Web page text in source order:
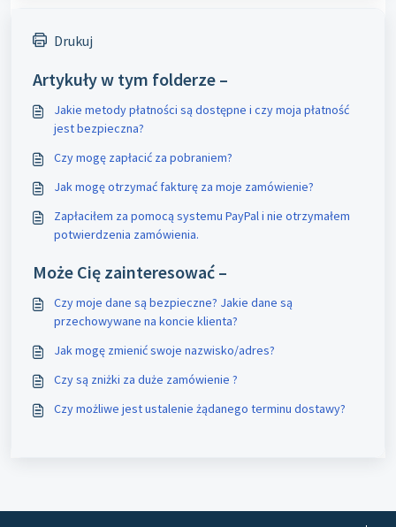
Drukuj
Artykuły w tym folderze –
Jakie metody płatności są dostępne i czy moja płatność
jest bezpieczna?
Czy mogę zapłacić za pobraniem?
Jak mogę otrzymać fakturę za moje zamówienie?
Zapłaciłem za pomocą systemu PayPal i nie otrzymałem
potwierdzenia zamówienia.
Może Cię zainteresować –
Czy moje dane są bezpieczne? Jakie dane są
przechowywane na koncie klienta?
Jak mogę zmienić swoje nazwisko/adres?
Czy są zniżki za duże zamówienie ?
Czy możliwe jest ustalenie żądanego terminu dostawy?